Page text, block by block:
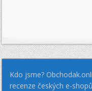
Kdo jsme?
recenze českých e-